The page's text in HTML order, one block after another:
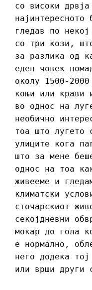
со високи
најинтересното
гледав по
со три кози,
за разлика од
еден човек
околу 1500-
коњи или крави
во однос на
необично
тоа што лугето
улиците кога
што за мене
однос на тоа
живееме и
климатски
сточарскиот
секојдневни
мокар до гола
е нормално,
него додека
или врши